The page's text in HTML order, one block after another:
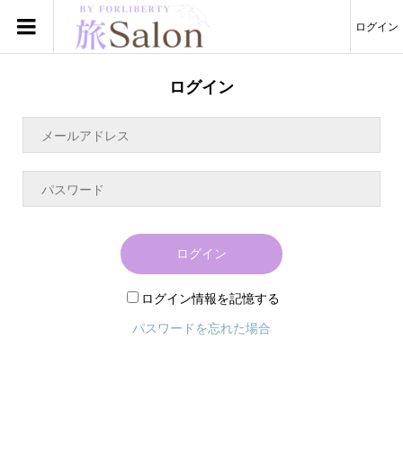
ログイン
ログイン
ログイン
ログイン情報を記憶する
パスワードを忘れた場合